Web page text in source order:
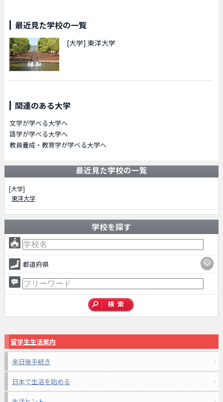
最近見た学校の一覧
[大学] 東洋大学
関連のある大学
文学が学べる大学へ
語学が学べる大学へ
教員養成・教育学が学べる大学へ
最近見た学校の一覧
[大学]
東洋大学
学校を探す
都道府県
留学生生活案内
来日後手続き
日本で生活を始める